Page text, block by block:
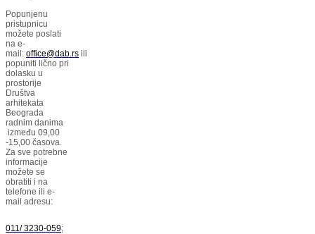
Popunjenu
pristupnicu
možete poslati
na e-
mail: office@dab.rs ili
popuniti lično pri
dolasku u
prostorije
Društva
arhitekata
Beograda
radnim danima
između 09,00
-15,00 časova.
Za sve potrebne
informacije
možete se
obratiti i na
telefone ili e-
mail adresu:
011/ 3230-059;